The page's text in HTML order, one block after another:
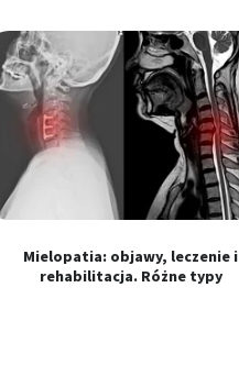
Mielopatia: objawy, leczenie i
rehabilitacja. Różne typy